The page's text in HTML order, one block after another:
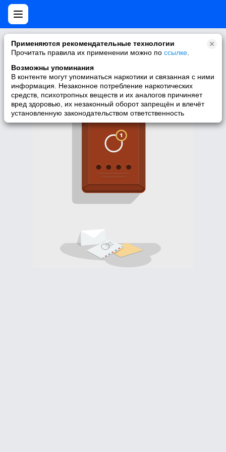
Применяются рекомендательные технологии
Прочитать правила их применении можно по ссылке
Возможны упоминания
В контенте могут упоминаться наркотики и связанная с ними
информация. Незаконное потребление наркотических
средств, психотропных веществ и их аналогов причиняет
вред здоровью, их незаконный оборот запрещён и влечёт
установленную законодательством ответственность
Нет мобильной версии
У запрашиваемой вами страницы нет версии для мобильных
версию Моего Мира.
Перейти на полную версию